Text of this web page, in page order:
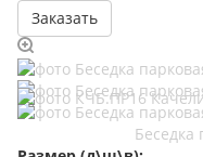
Заказать
Беседка